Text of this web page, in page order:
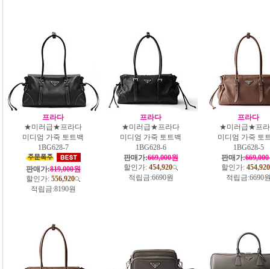
프라다
★미러급★프라다
미디엄 가죽 토트백
1BG628-7
판매가:819,000원
할인가: 556,920
적립금:8190원
프라다
★미러급★프라다
미디엄 가죽 토트백
1BG628-6
판매가:669,000원
할인가: 454,920
적립금:6690원
프라다
★미러급★프
미디엄 가죽 토
1BG628-5
판매가:
할인가: 454,920
적립금:6690